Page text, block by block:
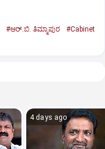
#ಆರ್.ಬಿ. ತಿಮ್ಮಾಪುರ
#Cabinet
4 days ago